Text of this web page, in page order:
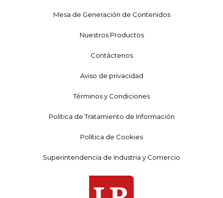
Mesa de Generación de Contenidos
Nuestros Productos
Contáctenos
Aviso de privacidad
Términos y Condiciones
Política de Tratamiento de Información
Política de Cookies
Superintendencia de Industria y Comercio